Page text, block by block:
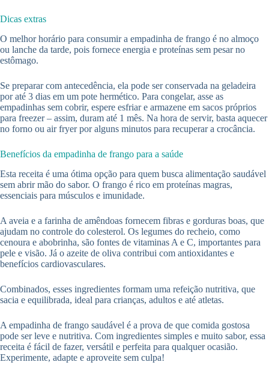
Dicas extras
O melhor horário para consumir a empadinha de frango é no almoço
ou lanche da tarde, pois fornece energia e proteínas sem pesar no
estômago.
Se preparar com antecedência, ela pode ser conservada na geladeira
por até 3 dias em um pote hermético. Para congelar, asse as
empadinhas sem cobrir, espere esfriar e armazene em sacos próprios
para freezer – assim, duram até 1 mês. Na hora de servir, basta aquecer
no forno ou air fryer por alguns minutos para recuperar a crocância.
Benefícios da empadinha de frango para a saúde
Esta receita é uma ótima opção para quem busca alimentação saudável
sem abrir mão do sabor. O frango é rico em proteínas magras,
essenciais para músculos e imunidade.
A aveia e a farinha de amêndoas fornecem fibras e gorduras boas, que
ajudam no controle do colesterol. Os legumes do recheio, como
cenoura e abobrinha, são fontes de vitaminas A e C, importantes para
pele e visão. Já o azeite de oliva contribui com antioxidantes e
benefícios cardiovasculares.
Combinados, esses ingredientes formam uma refeição nutritiva, que
sacia e equilibrada, ideal para crianças, adultos e até atletas.
A empadinha de frango saudável é a prova de que comida gostosa
pode ser leve e nutritiva. Com ingredientes simples e muito sabor, essa
receita é fácil de fazer, versátil e perfeita para qualquer ocasião.
Experimente, adapte e aproveite sem culpa!